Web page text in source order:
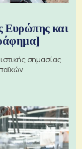
Ευρώπης και
σημασίας